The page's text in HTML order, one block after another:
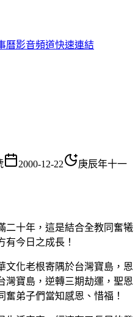
曆影音頻道快速連結
2000-12-22
庚辰年十一
十年，這是結合全教同奮犧
有今日之成長！
化老根寄隅於台灣寶島，恩
灣寶島，逆轉三期劫運，聖恩
弟子們當知感恩、惜福！